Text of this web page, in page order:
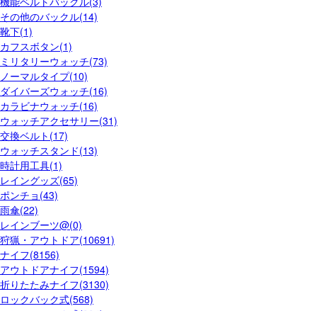
その他のバックル(14)
靴下(1)
カフスボタン(1)
ミリタリーウォッチ(73)
ノーマルタイプ(10)
ダイバーズウォッチ(16)
カラビナウォッチ(16)
ウォッチアクセサリー(31)
交換ベルト(17)
ウォッチスタンド(13)
時計用工具(1)
レイングッズ(65)
ポンチョ(43)
雨傘(22)
レインブーツ@(0)
狩猟・アウトドア(10691)
ナイフ(8156)
アウトドアナイフ(1594)
折りたたみナイフ(3130)
ロックバック式(568)